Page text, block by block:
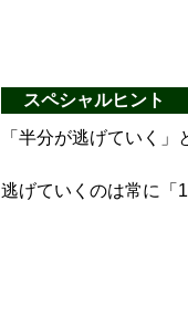
スペシャルヒント
「半分が逃げていく
逃げていくのは常に「